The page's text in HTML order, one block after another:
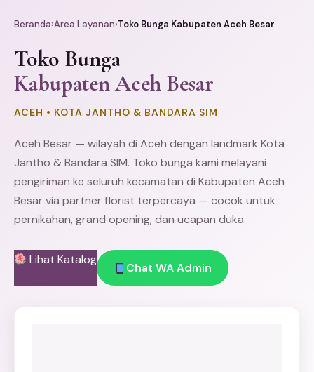
Beranda›Area Layanan›Toko Bunga Kabupaten Aceh Besar
Toko Bunga
Kabupaten Aceh Besar
ACEH • KOTA JANTHO & BANDARA SIM
Aceh Besar — wilayah di Aceh dengan landmark Kota
Jantho & Bandara SIM. Toko bunga kami melayani
pengiriman ke seluruh kecamatan di Kabupaten Aceh
Besar via partner florist terpercaya — cocok untuk
pernikahan, grand opening, dan ucapan duka.
Lihat Katalog
Chat WA Admin